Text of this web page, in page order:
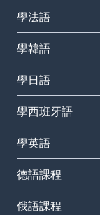
學法語
學韓語
學日語
學西班牙語
學英語
德語課程
俄語課程